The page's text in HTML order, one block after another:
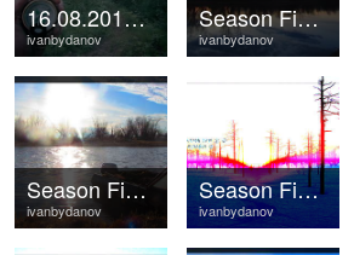
ivanbydanov
16.08.2018 ©
ivanbydanov
Season Fishing 2018 ©
ivanbydanov
Season Fishing 2018 ©
ivanbydanov
Season Fishing 2019 ©